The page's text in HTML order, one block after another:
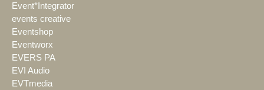
Event*Integrator
events creative
Eventshop
Eventworx
EVERS PA
EVI Audio
EVTmedia